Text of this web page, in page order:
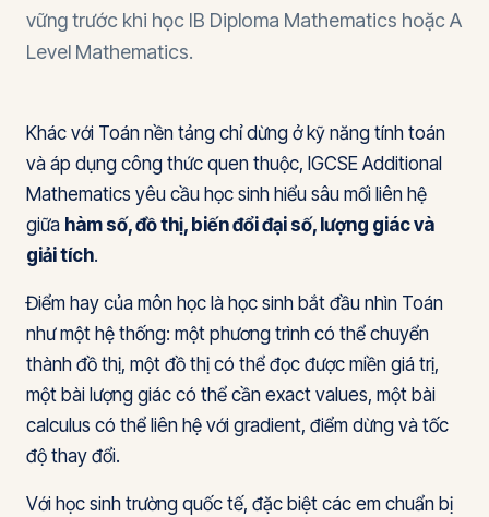
vững trước khi học IB Diploma Mathematics hoặc A
Level Mathematics.
Khác với Toán nền tảng chỉ dừng ở kỹ năng tính toán
và áp dụng công thức quen thuộc, IGCSE Additional
Mathematics yêu cầu học sinh hiểu sâu mối liên hệ
giữa hàm số, đồ thị, biến đổi đại số, lượng giác và
giải tích.
Điểm hay của môn học là học sinh bắt đầu nhìn Toán
như một hệ thống: một phương trình có thể chuyển
thành đồ thị, một đồ thị có thể đọc được miền giá trị,
một bài lượng giác có thể cần exact values, một bài
calculus có thể liên hệ với gradient, điểm dừng và tốc
độ thay đổi.
Với học sinh trường quốc tế, đặc biệt các em chuẩn bị